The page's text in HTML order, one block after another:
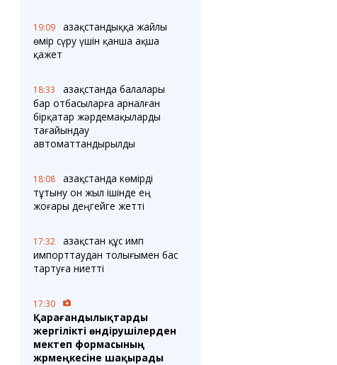
19:09
Қазақстандыққа жайлы
өмір сүру үшін қанша ақша
қажет
18:33
Қазақстанда балалары
бар отбасыларға арналған
бірқатар жәрдемақыларды
тағайындау
автоматтандырылды
18:08
Қазақстанда көмірді
тұтыну он жыл ішінде ең
жоғары деңгейге жетті
17:32
Қазақстан құс имп
импорттаудан толығымен бас
тартуға ниетті
17:30
Қарағандылықтарды
жергілікті өндірушілерден
мектеп формасының
жәрмеңкесіне шақырады